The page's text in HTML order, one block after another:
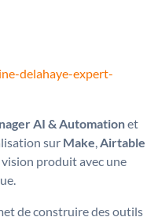
delahaye-expert-
AI & Automationet
sur Make,Airtable
produit avec une
de construire des outils